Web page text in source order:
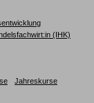
(IHK)
Jahreskurse